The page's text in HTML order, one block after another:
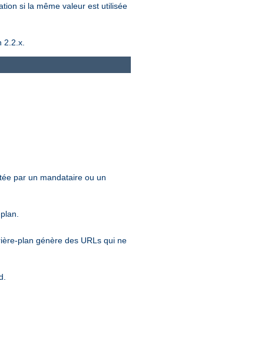
si la même valeur est utilisée
2.2.x.
par un mandataire ou un
plan génère des URLs qui ne